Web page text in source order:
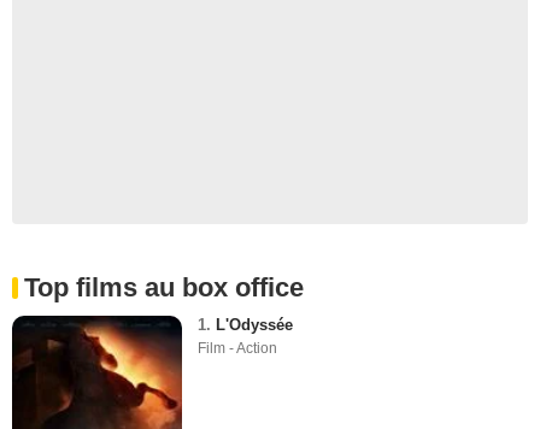
Top films au box office
1. L'Odyssée
Film - Action